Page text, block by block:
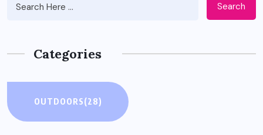
Search
Categories
OUTDOORS(28) OUTDOORS
주소모음 사이트의 오해와 진실: 문제
OUTDOORS
주소모음 사이트 활용 시 흔한 실수와
주의사항: 숫자와 통계, 그리고 실질적